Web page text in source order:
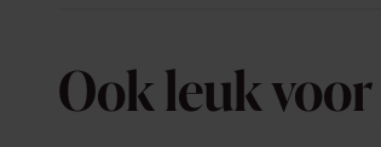
Ook leuk